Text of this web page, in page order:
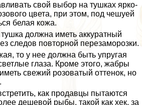
свой выбор на тушках ярко-
цвета, при этом, под чешуей
белая кожа.
должна иметь аккуратный
следов повторной перезаморозки.
то у нее должна быть упругая
глаза. Кроме этого, жабры
свежий розоватый оттенок, но
как продавцы пытаются
дешевой рыбы, такой как хек, за